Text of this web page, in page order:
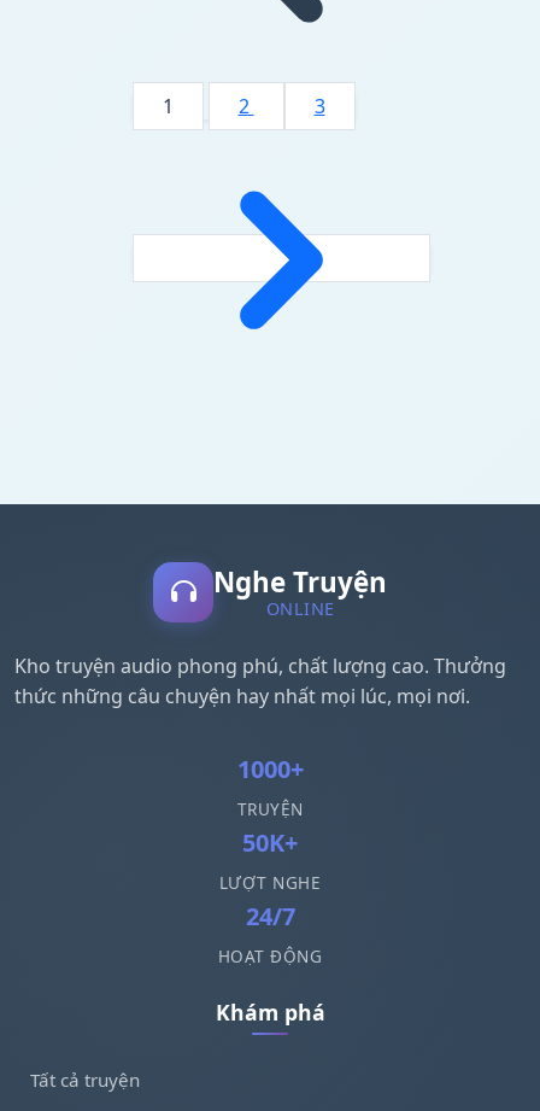
1 2 3
Nghe Truyện
ONLINE
Kho truyện audio phong phú, chất lượng cao. Thưởng
thức những câu chuyện hay nhất mọi lúc, mọi nơi.
1000+
TRUYỆN
50K+
LƯỢT NGHE
24/7
HOẠT ĐỘNG
Khám phá
Tất cả truyện